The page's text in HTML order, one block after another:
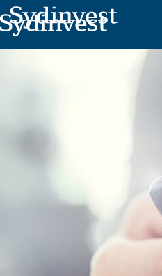
MARKEDSFØRINGSMATERIALE